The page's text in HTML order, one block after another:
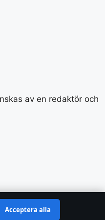
av en redaktör och
Acceptera alla